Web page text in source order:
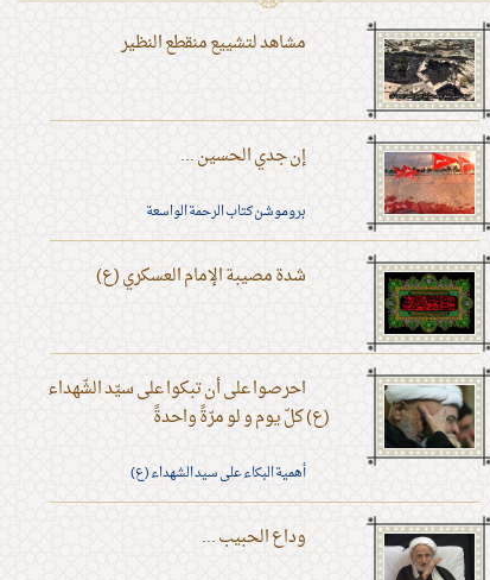
مشاهد لتشييع منقطع النظير
إن جدي الحسين ...
بروموشن كتاب الرحمة الواسعة
شدة مصيبة الإمام العسكري (ع)
احرصوا على أن تبكوا على سيّد الشّهداء
(ع) كلّ يوم و لو مرّةً واحدةً
أهمية البكاء على سيد الشهداء (ع)
وداع الحبيب ...